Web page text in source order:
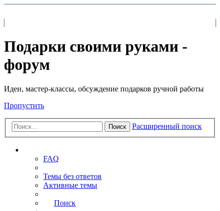
Подарки своими руками -
форум
Идеи, мастер-классы, обсуждение подарков ручной работы
Пропустить
Поиск Расширенный поиск
FAQ
Темы без ответов
Активные темы
Поиск